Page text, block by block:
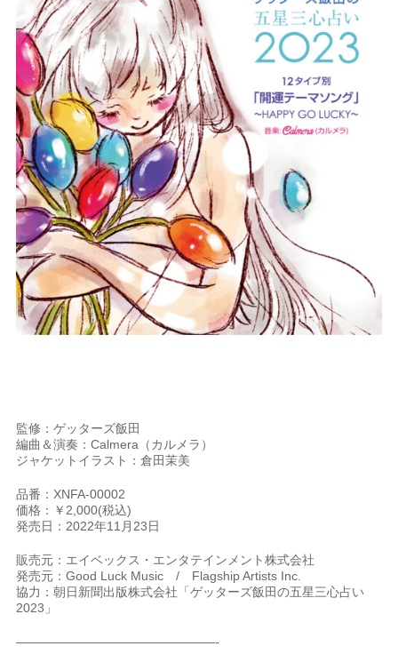
監修：ゲッターズ飯田
編曲＆演奏：Calmera（カルメラ）
ジャケットイラスト：倉田茉美
品番：XNFA-00002
価格：￥2,000(税込)
発売日：2022年11月23日
販売元：エイベックス・エンタテインメント株式会社
発売元：Good Luck Music / Flagship Artists Inc.
協力：朝日新聞出版株式会社「ゲッターズ飯田の五星三心占い
2023」
————————————————-